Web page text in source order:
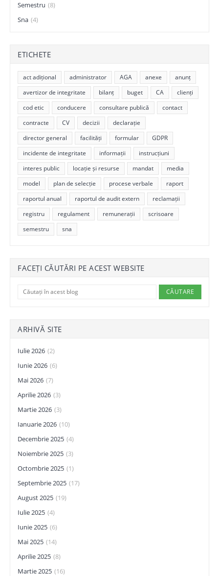
Semestru (8)
Sna (4)
ETICHETE
act adițional administrator AGA anexe
anunț
avertizor de integritate
bilanț buget CA
clienți
cod etic
conducere consultare publică
contact
contracte
CV decizii
declarație
director general
facilități formular
GDPR
incidente de integritate
informații
instrucțiuni
interes public
locație și resurse mandat
media
model
plan de selecție procese verbale
raport
raportul anual
raportul de audit extern
reclamații
registru
regulament remunerații
scrisoare
semestru
sna
FACEȚI CĂUTĂRI PE ACEST WEBSITE
ARHIVĂ SITE
Iulie 2026 (2)
Iunie 2026 (6)
Mai 2026 (7)
Aprilie 2026 (3)
Martie 2026 (3)
Ianuarie 2026 (10)
Decembrie 2025 (4)
Noiembrie 2025 (3)
Octombrie 2025 (1)
Septembrie 2025 (17)
August 2025 (19)
Iulie 2025 (4)
Iunie 2025 (6)
Mai 2025 (14)
Aprilie 2025 (8)
Martie 2025 (16)